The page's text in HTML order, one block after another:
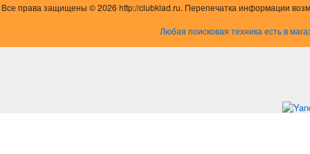
Все права защищены © 2026 http://clubklad.ru. Перепечатка информации
Любая поисковая техника есть в